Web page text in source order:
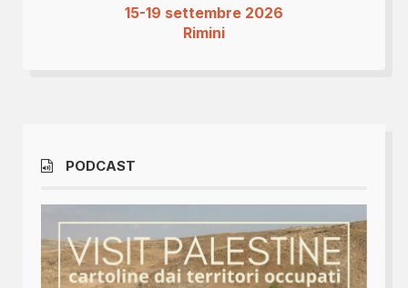
15-19 settembre 2026
Rimini
PODCAST